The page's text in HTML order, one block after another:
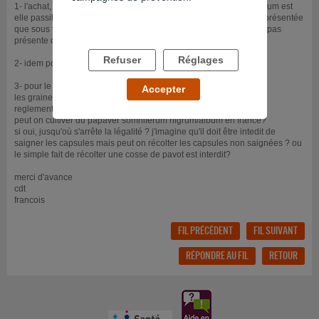
1- l'achat, la vente, la consommation et la culture de salvia divinorum est
elle passible d'amende/peine de prison? même si la plante n'est présentée
que sous forme ornementale ou pour des encens? la plante n'est pas
présente dans la liste des stupéfiants
2- idem pour le kratom
3- pour le pavot :
les graines de papaversomnifferum album sont elles encore
reglementées?
peut on cultiver du papaver somniferum nigrum/album en france?
si oui, jusqu'où s'arrête la légalité ? j'imagine qu'il doit être intedit de
saigner les capsules mais peut on récolter les capsules non saignées ? ou
le simple fait de récolter une cosse de pavot est interdit?
merci d'avance
cdt
francois
FIL PRÉCÉDENT FIL SUIVANT
RÉPONDRE AU FIL RETOUR
Refuser Réglages
Accepter